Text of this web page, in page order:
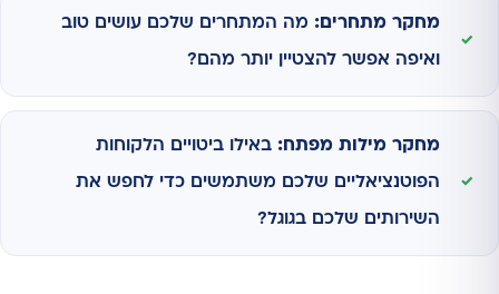
מחקר מתחרים: מה המתחרים שלכם עושים טוב
ואיפה אפשר להצטיין יותר מהם?
מחקר מילות מפתח: באילו ביטויים הלקוחות
הפוטנציאליים שלכם משתמשים כדי לחפש את
השירותים שלכם בגוגל?